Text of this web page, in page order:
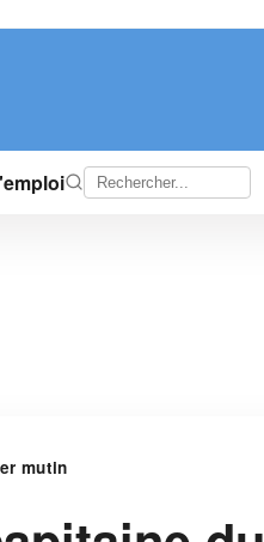
mutin